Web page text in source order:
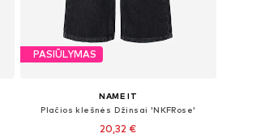
PASIŪLYMAS
NAME IT
Plačios klešnės Džinsai 'NKFRose'
20,32 €